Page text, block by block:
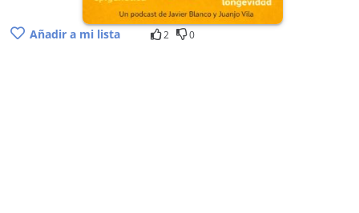
Añadir a mi lista 2 0